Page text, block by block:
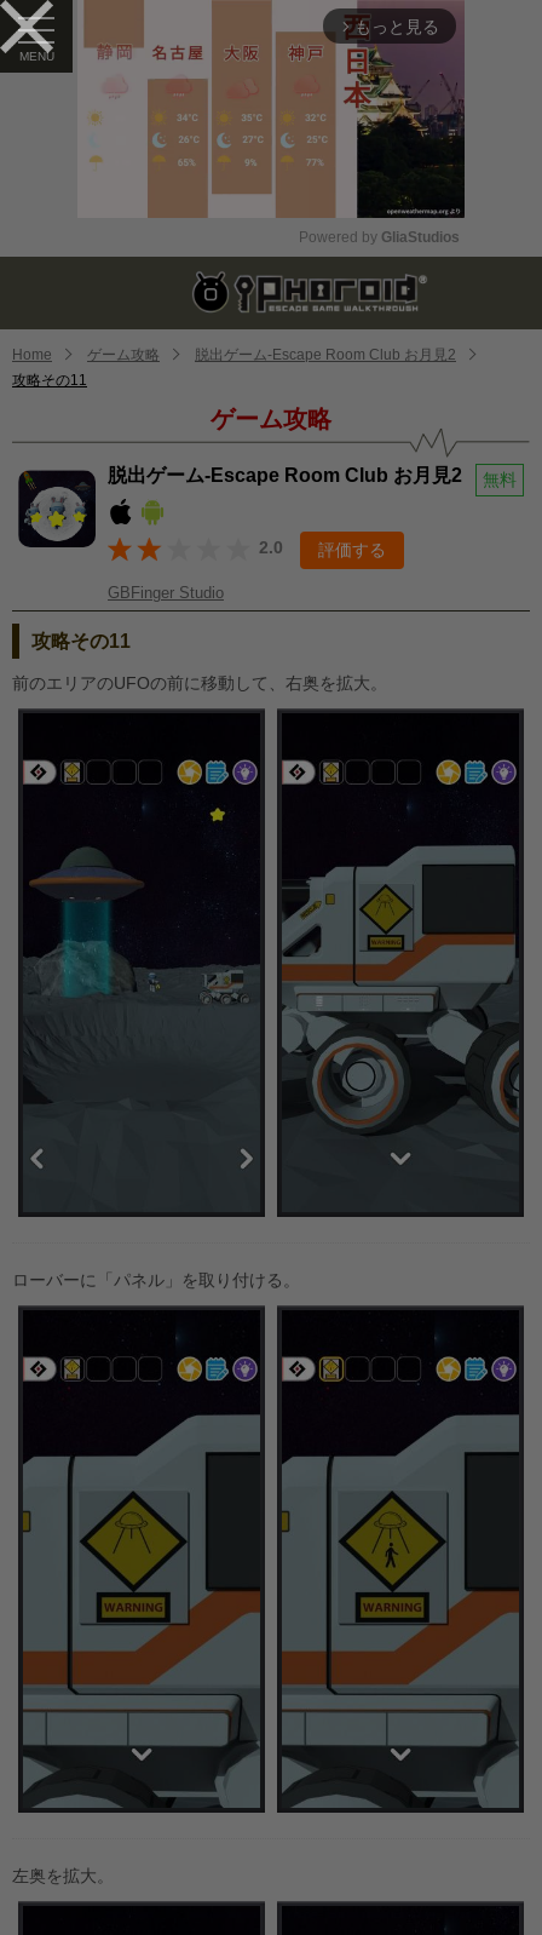
arrow_forward_ios もっと見る
Mute
Powered by GliaStudios
Home ゲーム攻略
脱出ゲーム-Escape Room Club お月見2
攻略その11
ゲーム攻略
脱出ゲーム-Escape Room Club お月見2 無料
2.0 評価する
GBFinger Studio
攻略その11
前のエリアのUFOの前に移動して、右奥を拡大。
ローバーに「パネル」を取り付ける。
左奥を拡大。